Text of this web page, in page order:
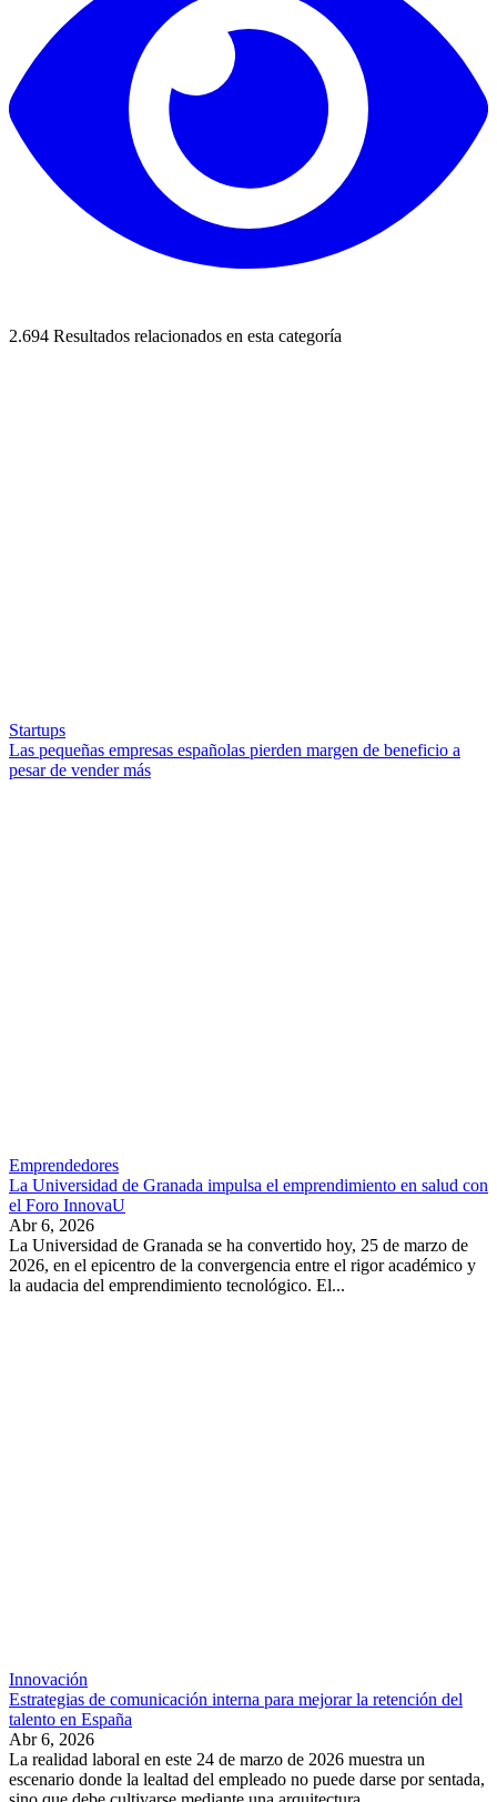
2.694 Resultados relacionados en esta categoría
Startups
Las pequeñas empresas españolas pierden margen de beneficio a
pesar de vender más
Emprendedores
La Universidad de Granada impulsa el emprendimiento en salud con
el Foro InnovaU
Abr 6, 2026
La Universidad de Granada se ha convertido hoy, 25 de marzo de
2026, en el epicentro de la convergencia entre el rigor académico y
la audacia del emprendimiento tecnológico. El...
Innovación
Estrategias de comunicación interna para mejorar la retención del
talento en España
Abr 6, 2026
La realidad laboral en este 24 de marzo de 2026 muestra un
escenario donde la lealtad del empleado no puede darse por sentada,